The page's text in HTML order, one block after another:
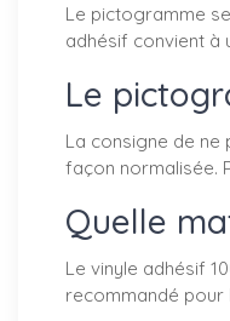
Le pictogramme
adhésif convient à
Le
La consigne de ne
façon normalisée.
Quelle
Le vinyle adhésif
recommandé pour